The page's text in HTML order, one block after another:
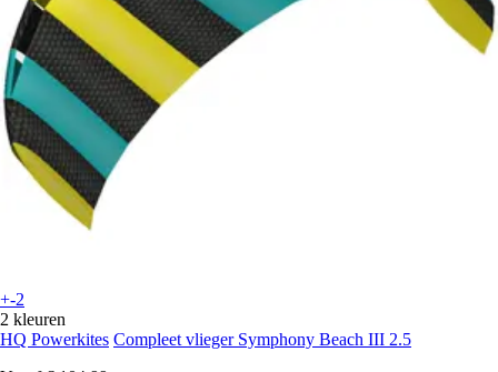
+-2
2 kleuren
HQ Powerkites Compleet vlieger Symphony Beach III 2.5